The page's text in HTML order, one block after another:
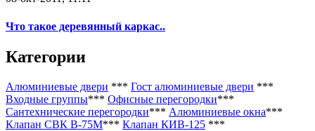
Что такое деревянный каркас..
Категории
Алюминиевые двери *** Гост алюминиевые двери ***
Входные группы*** Офисные перегородки***
Сантехнические перегородки*** Алюминиевые окна***
Клапан СВК В-75М*** Клапан КИВ-125 ***